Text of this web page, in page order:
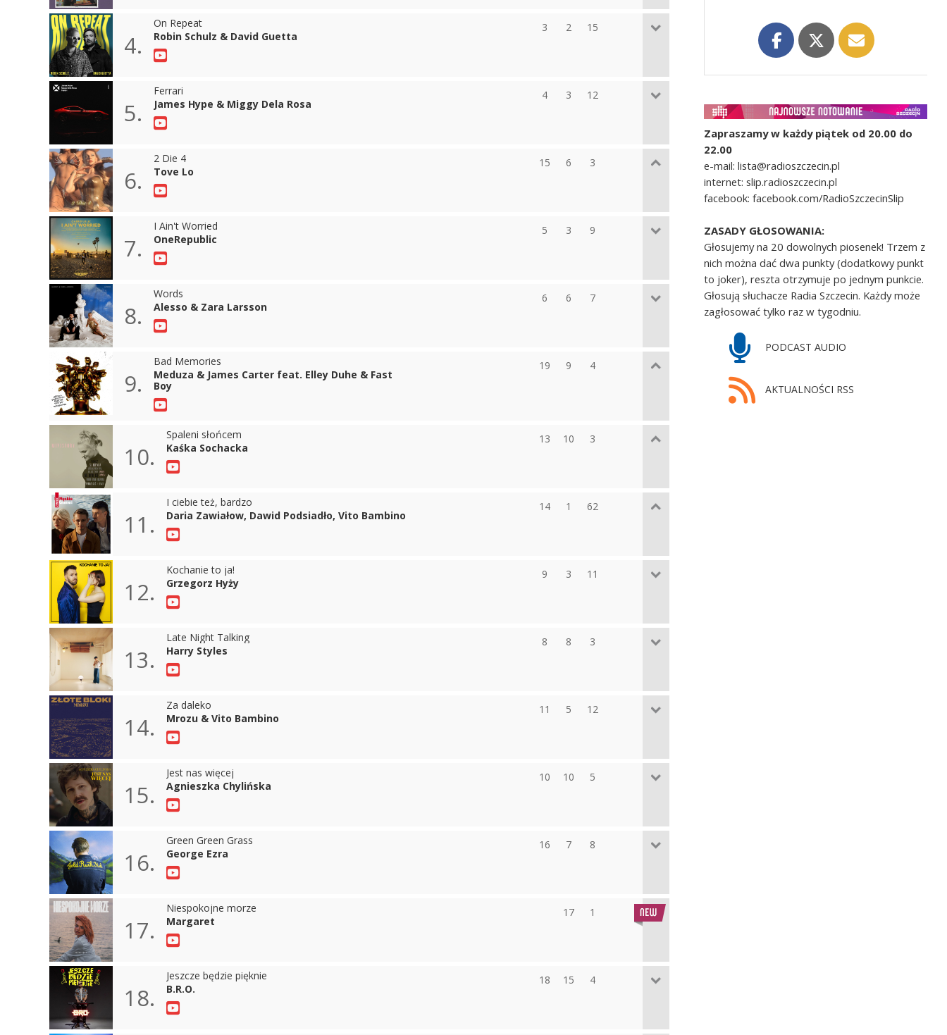
3 2 15
4.
On Repeat
Robin Schulz & David Guetta
4 3 12
5.
Ferrari
James Hype & Miggy Dela Rosa
15 6 3
6.
2 Die 4
Tove Lo
5 3 9
7.
I Ain't Worried
OneRepublic
6 6 7
8.
Words
Alesso & Zara Larsson
19 9 4
9.
Bad Memories
Meduza & James Carter feat. Elley Duhe & Fast
Boy
13 10 3
10.
Spaleni słońcem
Kaśka Sochacka
14 1 62
11.
I ciebie też, bardzo
Daria Zawiałow, Dawid Podsiadło, Vito Bambino
9 3 11
12.
Kochanie to ja!
Grzegorz Hyży
8 8 3
13.
Late Night Talking
Harry Styles
11 5 12
14.
Za daleko
Mrozu & Vito Bambino
10 10 5
15.
Jest nas więcej
Agnieszka Chylińska
16 7 8
16.
Green Green Grass
George Ezra
17 1
17.
Niespokojne morze
Margaret
18 15 4
18.
Jeszcze będzie pięknie
B.R.O.
Zapraszamy w każdy piątek od 20.00 do
22.00
e-mail: lista@radioszczecin.pl
internet: slip.radioszczecin.pl
facebook: facebook.com/RadioSzczecinSlip
ZASADY GŁOSOWANIA:
Głosujemy na 20 dowolnych piosenek! Trzem z
nich można dać dwa punkty (dodatkowy punkt
to joker), reszta otrzymuje po jednym punkcie.
Głosują słuchacze Radia Szczecin. Każdy może
zagłosować tylko raz w tygodniu.
PODCAST AUDIO
AKTUALNOŚCI RSS